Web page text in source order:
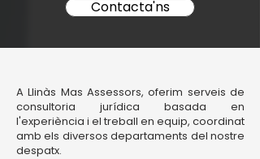
Contacta'ns
A Llinàs Mas Assessors, oferim serveis de
consultoria jurídica basada en
l'experiència i el treball en equip, coordinat
amb els diversos departaments del nostre
despatx.